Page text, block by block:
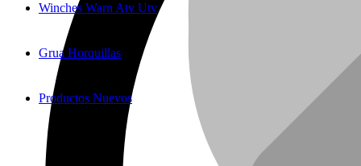
Winches Warn Atv Utv
Grua Horquillas
Productos Nuevos